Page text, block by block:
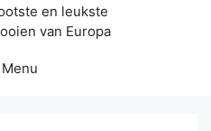
en leukste
van Europa
Menu